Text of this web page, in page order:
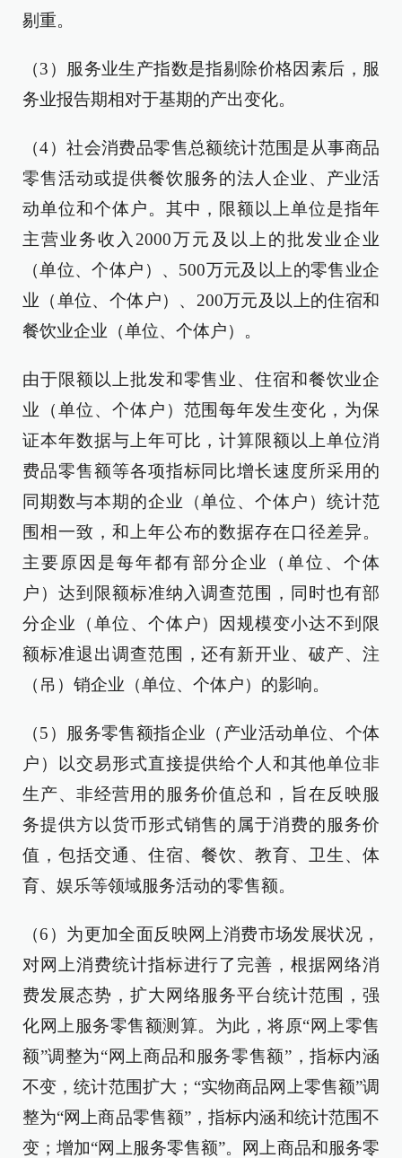
剔重。
（3）服务业生产指数是指剔除价格因素后，服
务业报告期相对于基期的产出变化。
（4）社会消费品零售总额统计范围是从事商品
零售活动或提供餐饮服务的法人企业、产业活
动单位和个体户。其中，限额以上单位是指年
主营业务收入2000万元及以上的批发业企业
（单位、个体户）、500万元及以上的零售业企
业（单位、个体户）、200万元及以上的住宿和
餐饮业企业（单位、个体户）。
由于限额以上批发和零售业、住宿和餐饮业企
业（单位、个体户）范围每年发生变化，为保
证本年数据与上年可比，计算限额以上单位消
费品零售额等各项指标同比增长速度所采用的
同期数与本期的企业（单位、个体户）统计范
围相一致，和上年公布的数据存在口径差异。
主要原因是每年都有部分企业（单位、个体
户）达到限额标准纳入调查范围，同时也有部
分企业（单位、个体户）因规模变小达不到限
额标准退出调查范围，还有新开业、破产、注
（吊）销企业（单位、个体户）的影响。
（5）服务零售额指企业（产业活动单位、个体
户）以交易形式直接提供给个人和其他单位非
生产、非经营用的服务价值总和，旨在反映服
务提供方以货币形式销售的属于消费的服务价
值，包括交通、住宿、餐饮、教育、卫生、体
育、娱乐等领域服务活动的零售额。
（6）为更加全面反映网上消费市场发展状况，
对网上消费统计指标进行了完善，根据网络消
费发展态势，扩大网络服务平台统计范围，强
化网上服务零售额测算。为此，将原“网上零售
额”调整为“网上商品和服务零售额”，指标内涵
不变，统计范围扩大；“实物商品网上零售额”调
整为“网上商品零售额”，指标内涵和统计范围不
变；增加“网上服务零售额”。网上商品和服务零